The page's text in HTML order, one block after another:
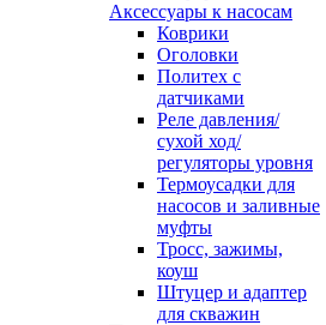
Аксессуары к насосам
Коврики
Оголовки
Политех с
датчиками
Реле давления/
сухой ход/
регуляторы уровня
Термоусадки для
насосов и заливные
муфты
Тросс, зажимы,
коуш
Штуцер и адаптер
для скважин